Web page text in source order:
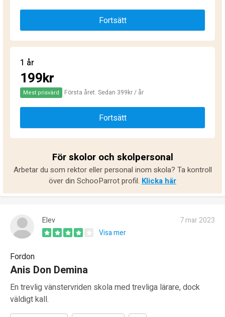
Fortsätt
1 år
199kr
Mest prisvärd Första året. Sedan 399kr / år
Fortsätt
För skolor och skolpersonal
Arbetar du som rektor eller personal inom skola? Ta kontroll
över din SchooParrot profil. Klicka här
Elev
7 mar 2023
Visa mer
Fordon
Anis Don Demina
En trevlig vänstervriden skola med trevliga lärare, dock
väldigt kall.